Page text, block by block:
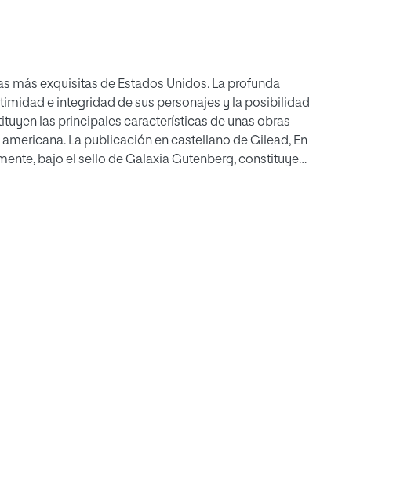
más exquisitas de Estados Unidos. La profunda
e integridad de sus personajes y la posibilidad
las principales características de unas obras
La publicación en castellano de Gilead, En
bajo el sello de Galaxia Gutenberg, constituye